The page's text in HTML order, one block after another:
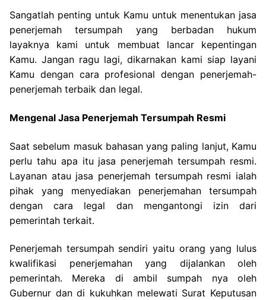
Sangatlah penting untuk Kamu untuk menentukan jasa
penerjemah tersumpah yang berbadan hukum
layaknya kami untuk membuat lancar kepentingan
Kamu. Jangan ragu lagi, dikarnakan kami siap layani
Kamu dengan cara profesional dengan penerjemah-
penerjemah terbaik dan legal.
Mengenal Jasa Penerjemah Tersumpah Resmi
Saat sebelum masuk bahasan yang paling lanjut, Kamu
perlu tahu apa itu jasa penerjemah tersumpah resmi.
Layanan atau jasa penerjemah tersumpah resmi ialah
pihak yang menyediakan penerjemahan tersumpah
dengan cara legal dan mengantongi izin dari
pemerintah terkait.
Penerjemah tersumpah sendiri yaitu orang yang lulus
kwalifikasi penerjemahan yang dijalankan oleh
pemerintah. Mereka di ambil sumpah nya oleh
Gubernur dan di kukuhkan melewati Surat Keputusan